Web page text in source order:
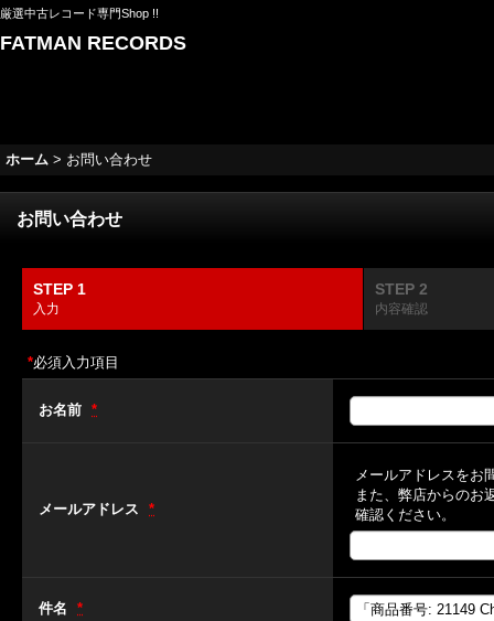
厳選中古レコード専門Shop !!
FATMAN RECORDS
ホーム > お問い合わせ
お問い合わせ
STEP 1
入力
STEP 2
内容確認
*必須入力項目
お名前 *
メールアドレス *
メールアドレスをお
また、弊店からのお
確認ください。
件名 *